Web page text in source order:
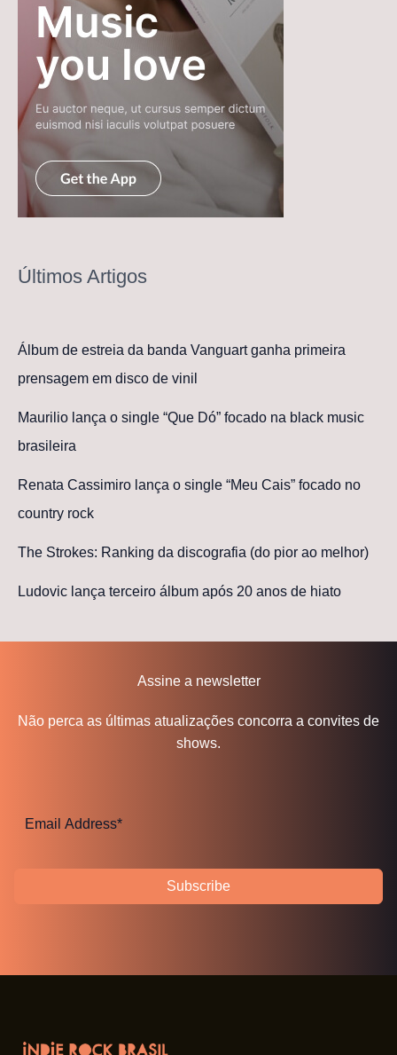
Últimos Artigos
Álbum de estreia da banda Vanguart ganha primeira
prensagem em disco de vinil
Maurilio lança o single “Que Dó” focado na black music
brasileira
Renata Cassimiro lança o single “Meu Cais” focado no
country rock
The Strokes: Ranking da discografia (do pior ao melhor)
Ludovic lança terceiro álbum após 20 anos de hiato
Assine a newsletter
Não perca as últimas atualizações concorra a convites de
shows.
Subscribe